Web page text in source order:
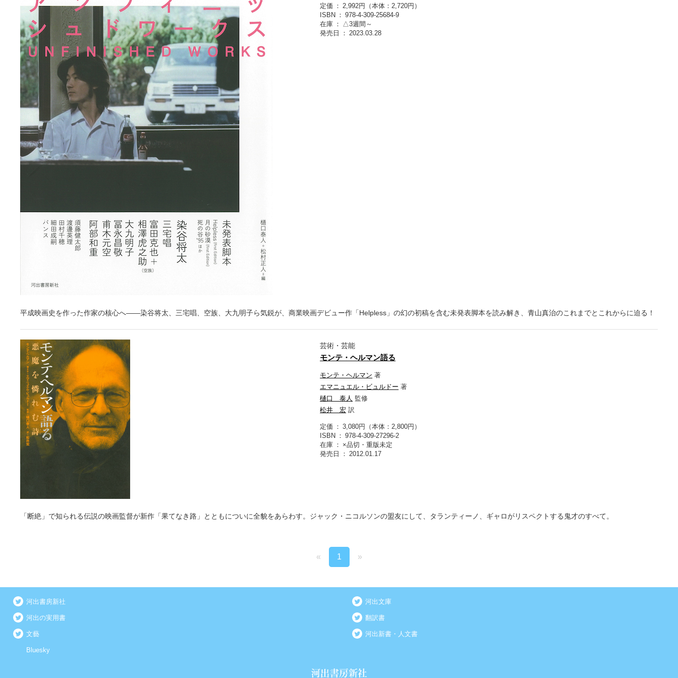
定価
2,992円（本体：2,720円）
ISBN
978-4-309-25684-9
在庫
△3週間～
発売日
2023.03.28
平成映画史を作った作家の核心へ――染谷将太、三宅唱、空族、大九明子ら気鋭が、商業映画デビュー作「Helpless」の幻の初稿を含む未発表脚本を読み解き、青山真治のこれまでとこれからに迫る！
芸術・芸能
モンテ・ヘルマン語る
モンテ・ヘルマン 著
エマニュエル・ビュルドー 著
樋口 泰人 監修
松井 宏 訳
定価
3,080円（本体：2,800円）
ISBN
978-4-309-27296-2
在庫
×品切・重版未定
発売日
2012.01.17
「断絶」で知られる伝説の映画監督が新作「果てなき路」とともについに全貌をあらわす。ジャック・ニコルソンの盟友にして、タランティーノ、ギャロがリスペクトする鬼才のすべて。
« 1 »
河出書房新社 河出文庫
河出の実用書 翻訳書
文藝 河出新書・人文書
Bluesky